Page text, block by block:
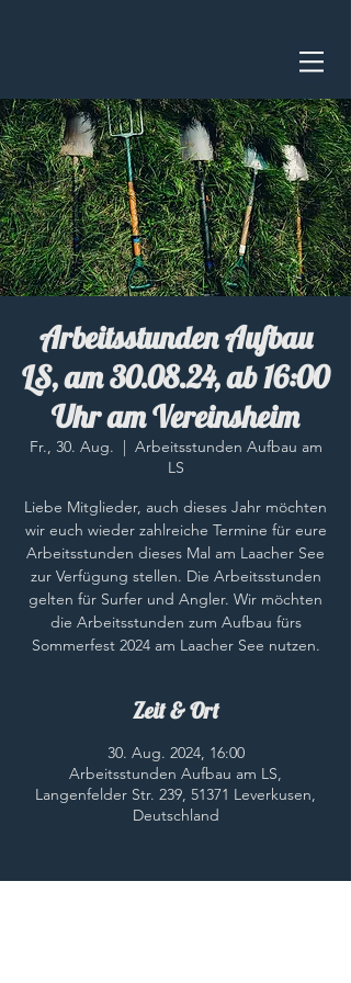
Arbeitsstunden Aufbau
LS, am 30.08.24, ab 16:00
Uhr am Vereinsheim
Fr., 30. Aug.
  |
Arbeitsstunden Aufbau am
LS
Liebe Mitglieder, auch dieses Jahr möchten
wir euch wieder zahlreiche Termine für eure
Arbeitsstunden dieses Mal am Laacher See
zur Verfügung stellen. Die Arbeitsstunden
gelten für Surfer und Angler. Wir möchten
die Arbeitsstunden zum Aufbau fürs
Sommerfest 2024 am Laacher See nutzen.
Zeit & Ort
30. Aug. 2024, 16:00
Arbeitsstunden Aufbau am LS,
Langenfelder Str. 239, 51371 Leverkusen,
Deutschland